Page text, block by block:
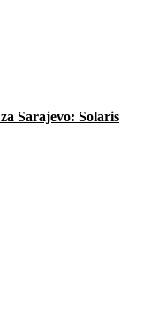
Sarajevo: Solaris